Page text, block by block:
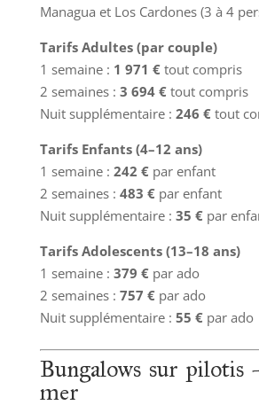
Managua et Los Cardones (3 à 4
Tarifs Adultes (par couple)
1 semaine : 1 971 €tout compris
2 semaines : 3 694 €tout compris
Nuit supplémentaire : 246 €tout
Tarifs Enfants (4–12 ans)
1 semaine : 242 €par enfant
2 semaines : 483 €par enfant
Nuit supplémentaire : 35 €par
Tarifs Adolescents (13–18 ans)
1 semaine : 379 €par ado
2 semaines : 757 €par ado
Nuit supplémentaire : 55 €par ado
Bungalows sur pilotis
mer